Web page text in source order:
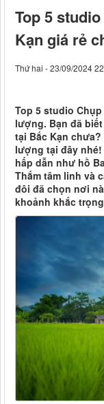
Top 5
Kạn giá rẻ
Thứ hai - 23/09/2024
Top 5 studio
lượng. Bạn đã
tại Bắc Kạn
lượng tại đây
hấp dẫn như hồ
Thắm tâm linh và
đôi đã chọn nơi
khoảnh khắc